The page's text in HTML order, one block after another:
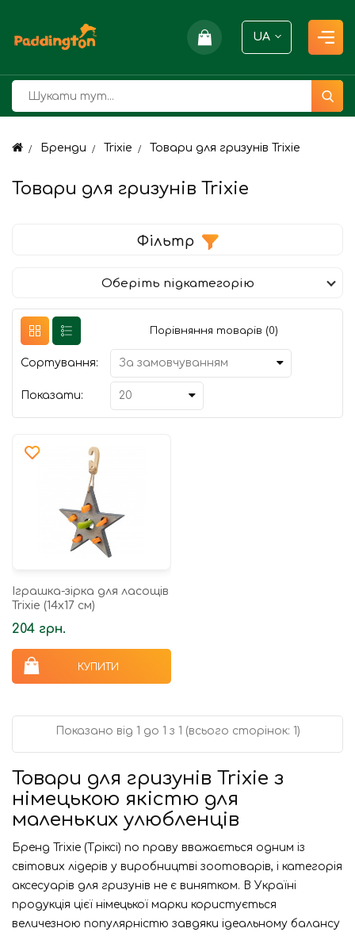
UA
Бренди Trixie Товари для гризунів Trixie
Товари для гризунів Trixie
Фільтр
Оберіть підкатегорію
Порівняння товарів (0)
Сортування:
Показати:
Іграшка-зірка для ласощів
Trixie (14х17 см)
204 грн.
КУПИТИ
Показано від 1 до 1 з 1 (всього сторінок: 1)
Товари для гризунів Trixie з
німецькою якістю для
маленьких улюбленців
Бренд Trixie (Тріксі) по праву вважається одним із
світових лідерів у виробництві зоотоварів, і категорія
аксесуарів для гризунів не є винятком. В Україні
продукція цієї німецької марки користується
величезною популярністю завдяки ідеальному балансу